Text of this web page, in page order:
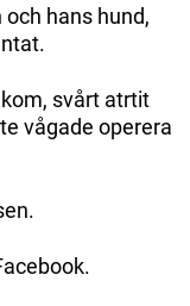
hans hund,
svårt atrtit
vågade operera